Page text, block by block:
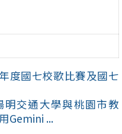
度國七校歌比賽及國七
明交通大學與桃園市教
Gemini ...